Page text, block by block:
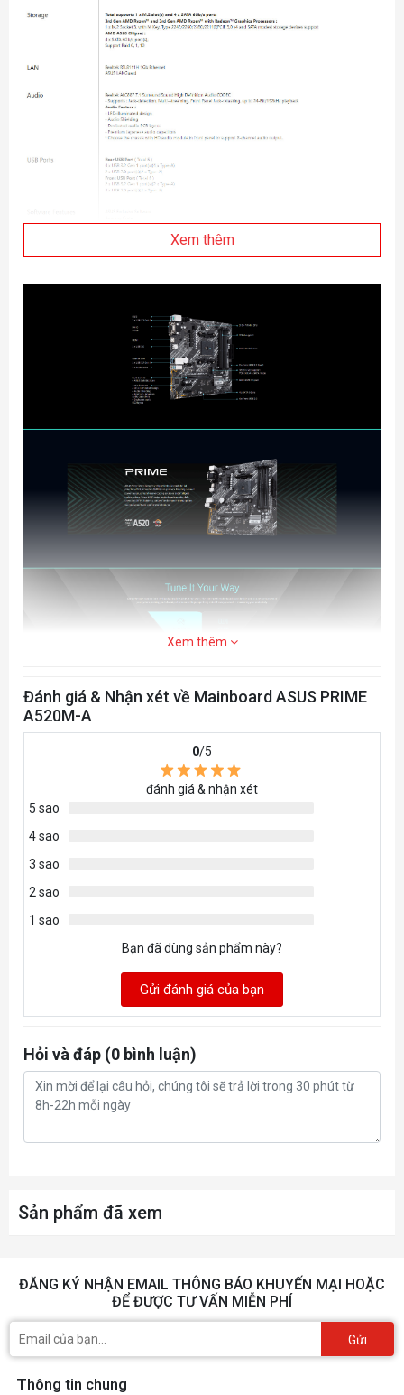
Xem thêm
Xem thêm
Đánh giá & Nhận xét về Mainboard ASUS PRIME
A520M-A
0/5
đánh giá & nhận xét
5 sao
4 sao
3 sao
2 sao
1 sao
Bạn đã dùng sản phẩm này?
Gửi đánh giá của bạn
Hỏi và đáp (0 bình luận)
Sản phẩm đã xem
ĐĂNG KÝ NHẬN EMAIL THÔNG BÁO KHUYẾN MẠI HOẶC
ĐỂ ĐƯỢC TƯ VẤN MIỄN PHÍ
Gửi
Thông tin chung